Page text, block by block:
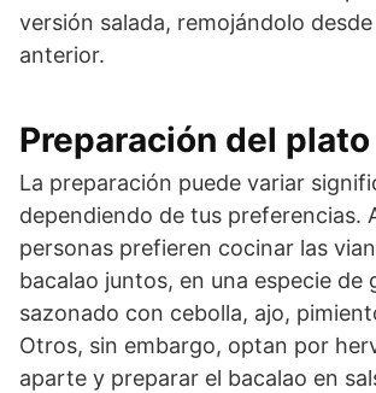
versión salada, remojándolo
anterior.
Preparación del plato
La preparación puede variar
dependiendo de tus preferencias.
personas prefieren cocinar las
bacalao juntos, en una especie de
sazonado con cebolla, ajo,
Otros, sin embargo, optan por
aparte y preparar el bacalao en